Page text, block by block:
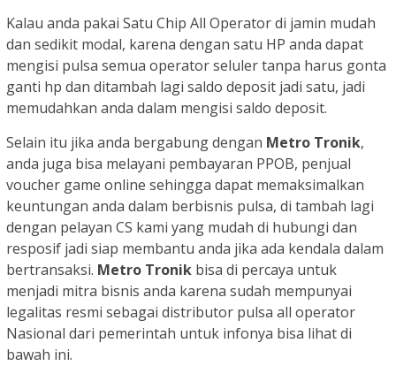
Kalau anda pakai Satu Chip All Operator di jamin mudah
dan sedikit modal, karena dengan satu HP anda dapat
mengisi pulsa semua operator seluler tanpa harus gonta
ganti hp dan ditambah lagi saldo deposit jadi satu, jadi
memudahkan anda dalam mengisi saldo deposit.
Selain itu jika anda bergabung dengan Metro Tronik,
anda juga bisa melayani pembayaran PPOB, penjual
voucher game online sehingga dapat memaksimalkan
keuntungan anda dalam berbisnis pulsa, di tambah lagi
dengan pelayan CS kami yang mudah di hubungi dan
resposif jadi siap membantu anda jika ada kendala dalam
bertransaksi. Metro Tronik bisa di percaya untuk
menjadi mitra bisnis anda karena sudah mempunyai
legalitas resmi sebagai distributor pulsa all operator
Nasional dari pemerintah untuk infonya bisa lihat di
bawah ini.